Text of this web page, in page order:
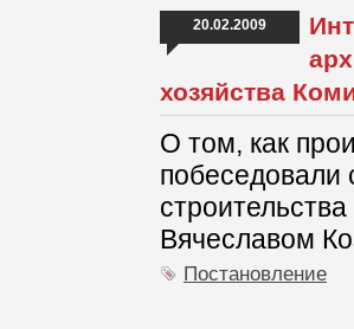
20.02.2009
хозяйства
О том, как
побеседовали
Вячеславом
Постановление